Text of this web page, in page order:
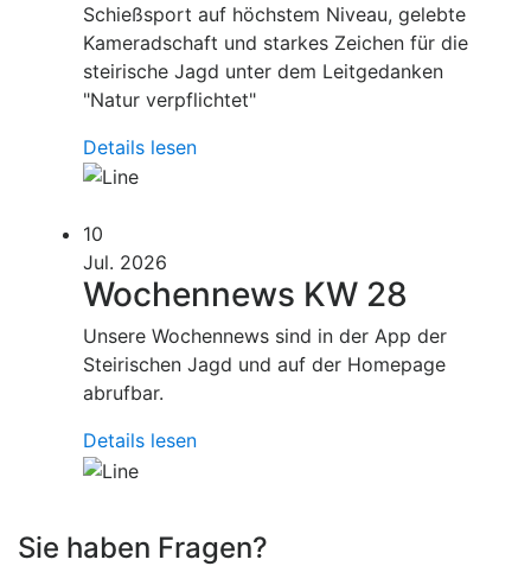
Schießsport auf höchstem Niveau, gelebte
Kameradschaft und starkes Zeichen für die
steirische Jagd unter dem Leitgedanken
"Natur verpflichtet"
Details lesen
10
Jul. 2026
Wochennews KW 28
Unsere Wochennews sind in der App der
Steirischen Jagd und auf der Homepage
abrufbar.
Details lesen
Sie haben Fragen?